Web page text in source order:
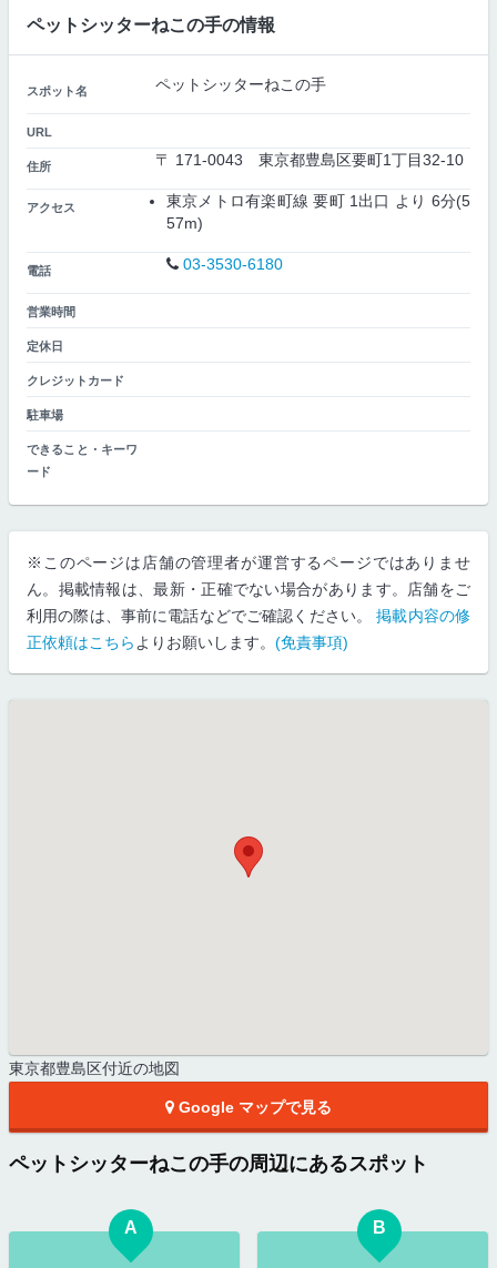
ペットシッターねこの手の情報
スポット名 ペットシッターねこの手
URL
住所 〒 171-0043 東京都豊島区要町1丁目32-10
アクセス
東京メトロ有楽町線 要町 1出口 より 6分(5
57m)
電話 03-3530-6180
営業時間
定休日
クレジットカード
駐車場
できること・キーワ
ード
※このページは店舗の管理者が運営するページではありませ
ん。掲載情報は、最新・正確でない場合があります。店舗をご
利用の際は、事前に電話などでご確認ください。掲載内容の修
正依頼はこちら よりお願いします。 (免責事項)
東京都豊島区付近の地図
Google マップで見る
ペットシッターねこの手の周辺にあるスポット
A B